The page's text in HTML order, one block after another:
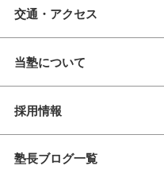
交通・アクセス
当塾について
採用情報
塾長ブログ一覧